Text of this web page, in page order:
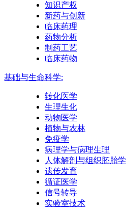
知识产权
新药与创新
临床药理
药物分析
制药工艺
临床药物
基础与生命科学:
转化医学
生理生化
动物医学
植物与农林
免疫学
病理学与病理生理
人体解剖与组织胚胎学
遗传发育
循证医学
信号转导
实验室技术